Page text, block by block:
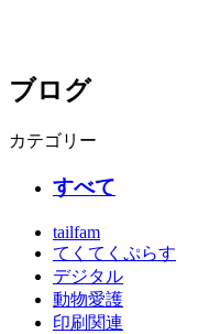
ブログ
カテゴリー
すべて
tailfam
てくてくぷらす
デジタル
動物愛護
印刷関連